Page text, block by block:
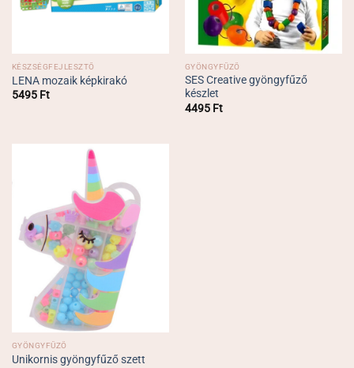
KÉSZSÉGFEJLESZTŐ
LENA mozaik képkirakó
5495 Ft
GYÖNGYFŰZŐ
SES Creative gyöngyfűző
készlet
4495 Ft
GYÖNGYFŰZŐ
Unikornis gyöngyfűző szett